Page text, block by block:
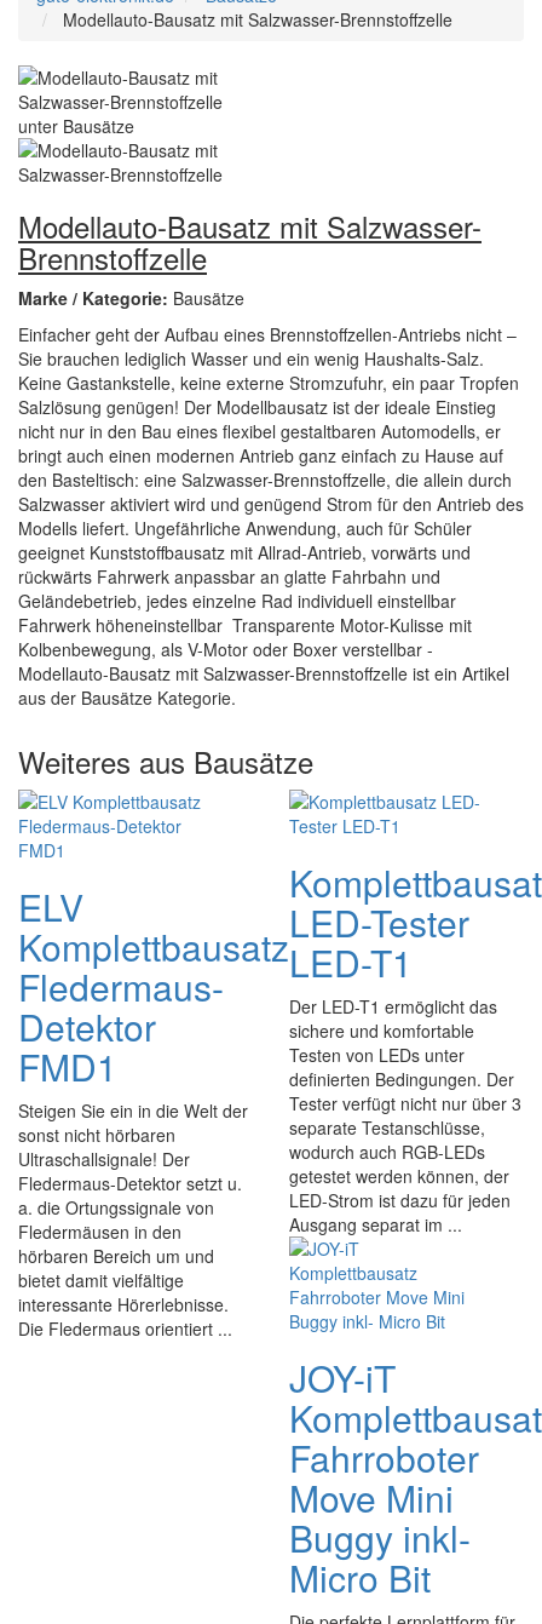
Modellauto-Bausatz mit Salzwasser-Brennstoffzelle
Modellauto-Bausatz mit Salzwasser-
Brennstoffzelle
Marke / Kategorie: Bausätze
Einfacher geht der Aufbau eines Brennstoffzellen-Antriebs nicht –
Sie brauchen lediglich Wasser und ein wenig Haushalts-Salz.
Keine Gastankstelle, keine externe Stromzufuhr, ein paar Tropfen
Salzlösung genügen! Der Modellbausatz ist der ideale Einstieg
nicht nur in den Bau eines flexibel gestaltbaren Automodells, er
bringt auch einen modernen Antrieb ganz einfach zu Hause auf
den Basteltisch: eine Salzwasser-Brennstoffzelle, die allein durch
Salzwasser aktiviert wird und genügend Strom für den Antrieb des
Modells liefert. Ungefährliche Anwendung, auch für Schüler
geeignet Kunststoffbausatz mit Allrad-Antrieb, vorwärts und
rückwärts Fahrwerk anpassbar an glatte Fahrbahn und
Geländebetrieb, jedes einzelne Rad individuell einstellbar
Fahrwerk höheneinstellbar Transparente Motor-Kulisse mit
Kolbenbewegung, als V-Motor oder Boxer verstellbar -
Modellauto-Bausatz mit Salzwasser-Brennstoffzelle ist ein Artikel
aus der Bausätze Kategorie.
Weiteres aus Bausätze
ELV
Komplettbausatz
Fledermaus-
Detektor
FMD1
Steigen Sie ein in die Welt der
sonst nicht hörbaren
Ultraschallsignale! Der
Fledermaus-Detektor setzt u.
a. die Ortungssignale von
Fledermäusen in den
hörbaren Bereich um und
bietet damit vielfältige
interessante Hörerlebnisse.
Die Fledermaus orientiert ...
LED-Tester
LED-T1
Der LED-T1 ermöglicht das
sichere und komfortable
Testen von LEDs unter
definierten Bedingungen. Der
Tester verfügt nicht nur über 3
separate Testanschlüsse,
wodurch auch RGB-LEDs
getestet werden können, der
LED-Strom ist dazu für jeden
Ausgang separat im ...
JOY-iT
Fahrroboter
Move Mini
Buggy inkl-
Micro Bit